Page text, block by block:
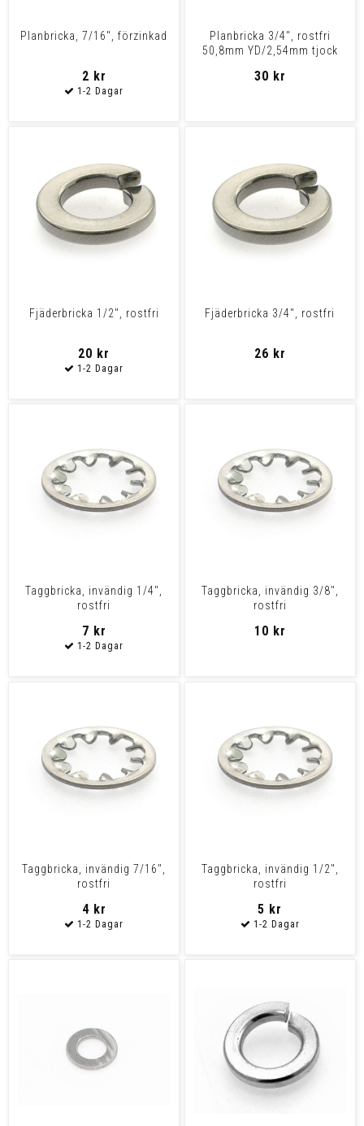
Planbricka, 7/16", förzinkad
2 kr
Planbricka 3/4", rostfri
50,8mm YD/2,54mm tjock
30 kr
Fjäderbricka 1/2", rostfri
20 kr
Fjäderbricka 3/4", rostfri
26 kr
Taggbricka, invändig 1/4",
rostfri
7 kr
Taggbricka, invändig 3/8",
rostfri
10 kr
Taggbricka, invändig 7/16",
rostfri
4 kr
Taggbricka, invändig 1/2",
rostfri
5 kr